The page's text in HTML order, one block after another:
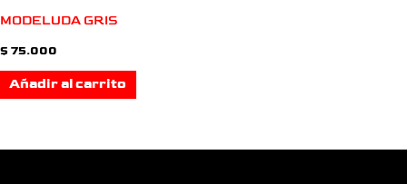
MODELUDA GRIS
$ 75.000
Añadir al carrito